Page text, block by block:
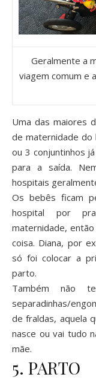
Geralmente a
viagem comum e
Uma das maiores
de maternidade do
ou 3 conjuntinhos
para a saída.
hospitais
Os bebês ficam
hospital por
maternidade,
coisa. Diana, por
só foi colocar a
parto.
Também não
separadinhas/
de fraldas, aquela
nasce ou vai tudo
mãe.
5. PARTO